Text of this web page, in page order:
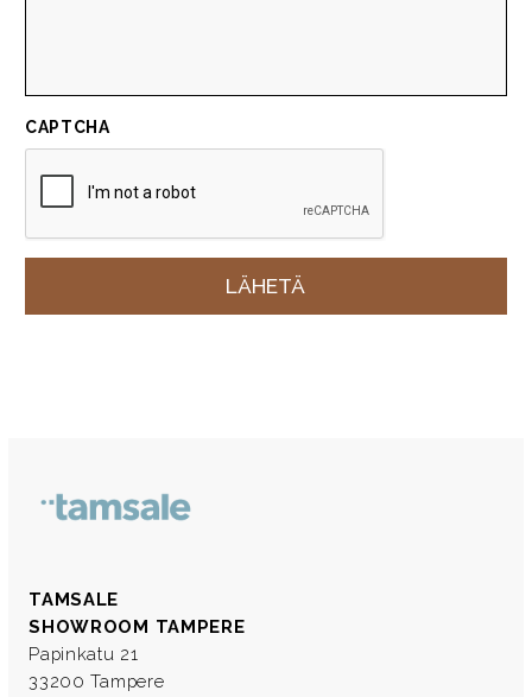
CAPTCHA
TAMSALE
SHOWROOM TAMPERE
Papinkatu 21
33200 Tampere